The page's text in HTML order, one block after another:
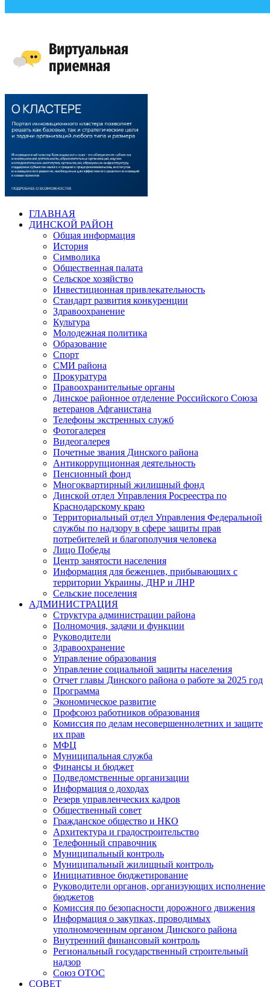
ГЛАВНАЯ
ДИНСКОЙ РАЙОН
Общая информация
История
Символика
Общественная палата
Сельское хозяйство
Инвестиционная привлекательность
Стандарт развития конкуренции
Здравоохранение
Культура
Молодежная политика
Образование
Спорт
СМИ района
Прокуратура
Правоохранительные органы
Динское районное отделение Российского Союза
ветеранов Афганистана
Телефоны экстренных служб
Фотогалерея
Видеогалерея
Почетные звания Динского района
Антикоррупционная деятельность
Пенсионный фонд
Многоквартирный жилищный фонд
Динской отдел Управления Росреестра по
Краснодарскому краю
Территориальный отдел Управления Федеральной
службы по надзору в сфере защиты прав
потребителей и благополучия человека
Лицо Победы
Центр занятости населения
Информация для беженцев, прибывающих с
территории Украины, ДНР и ЛНР
Сельские поселения
АДМИНИСТРАЦИЯ
Структура администрации района
Полномочия, задачи и функции
Руководители
Здравоохранение
Управление образования
Управление социальной защиты населения
Отчет главы Динского района о работе за 2025 год
Программа
Экономическое развитие
Профсоюз работников образования
Комиссия по делам несовершеннолетних и защите
их прав
МФЦ
Муниципальная служба
Финансы и бюджет
Подведомственные организации
Информация о доходах
Резерв управленческих кадров
Общественный совет
Гражданское общество и НКО
Архитектура и градостроительство
Телефонный справочник
Муниципальный контроль
Муниципальный жилищный контроль
Инициативное бюджетирование
Руководители органов, организующих исполнение
бюджетов
Комиссия по безопасности дорожного движения
Информация о закупках, проводимых
уполномоченным органом Динского района
Внутренний финансовый контроль
Региональный государственный строительный
надзор
Союз ОТОС
СОВЕТ